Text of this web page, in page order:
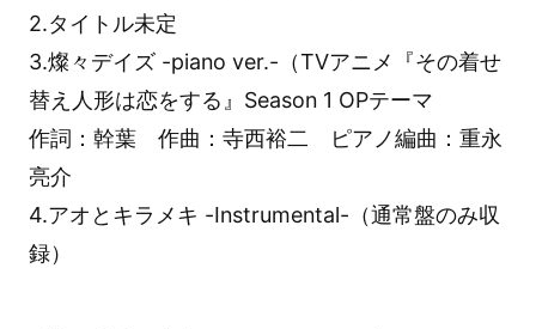
2.タイトル未定
3.燦々デイズ -piano ver.-（TVアニメ『その着せ
替え人形は恋をする』Season 1 OPテーマ
作詞：幹葉 作曲：寺西裕二 ピアノ編曲：重永
亮介
4.アオとキラメキ -Instrumental-（通常盤のみ収
録）